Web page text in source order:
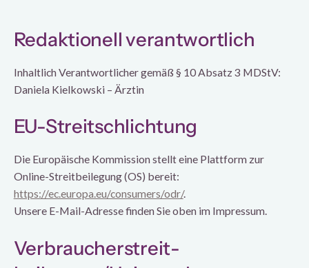
Redaktionell verantwortlich
Inhaltlich Verantwortlicher gemäß § 10 Absatz 3 MDStV:
Daniela Kielkowski – Ärztin
EU-Streitschlichtung
Die Europäische Kommission stellt eine Plattform zur
Online-Streitbeilegung (OS) bereit:
https://ec.europa.eu/consumers/odr/.
Unsere E-Mail-Adresse finden Sie oben im Impressum.
Verbraucher­streit­